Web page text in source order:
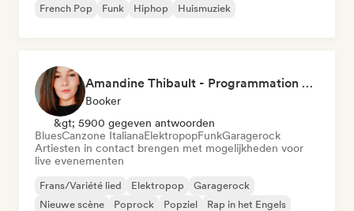
French Pop
Funk Hiphop Huismuziek
Amandine Thibault - Programmation Concerts SMAC IDF, Booking, Management
Booker
&gt; 5900 gegeven antwoorden
BluesCanzone ItalianaElektropopFunkGaragerock
Artiesten in contact brengen met mogelijkheden voor
live evenementen
Frans/Variété lied Elektropop
Garagerock
Nieuwe scène
Poprock Popziel
Rap in het Engels